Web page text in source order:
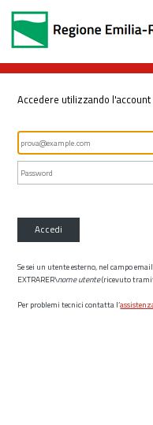
Accedere utilizzando
Accedi
Se sei un utente esterno, nel campo
EXTRARER\nome utente(ricevuto
Per problemi tecnici contatta l’